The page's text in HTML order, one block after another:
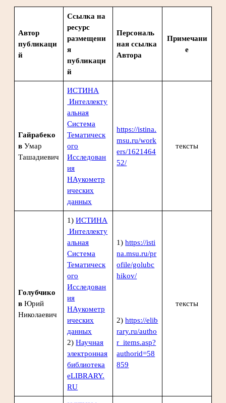
Автор
публикаци
й
Ссылка на
ресурс
размещени
я
публикаци
й
Персональ
ная ссылка
Автора
Примечани
е
Гайрабеко
в Умар
Ташадиевич
ИСТИНА
Интеллекту
альная
Система
Тематическ
ого
Исследован
ия
НАукометр
ических
данных
https://istina.
msu.ru/work
ers/1621464
52/
тексты
Голубчико
в Юрий
Николаевич
1)ИСТИНА
Интеллекту
альная
Система
Тематическ
ого
Исследован
ия
НАукометр
ических
данных
2)Научная
электронная
библиотека
eLIBRARY.
RU
1)https://isti
na.msu.ru/pr
ofile/golubc
hikov/
2)https://elib
rary.ru/autho
r_items.asp?
authorid=58
859
тексты